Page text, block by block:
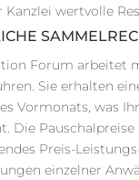
Kanzlei wertvolle
Forum arbeitet
Sie erhalten
Vormonats, was
Die
Preis-
einzelner